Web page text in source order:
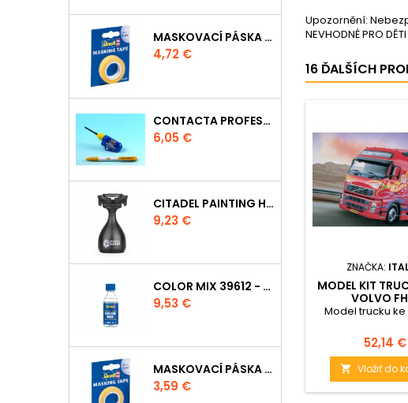
MASKOVACÍ PÁSKA 39695 - 10MM
Cena
4,72 €
CONTACTA PROFESSIONAL 39604 - 25G
Cena
6,05 €
CITADEL PAINTING HANDLE
Cena
9,23 €
COLOR MIX 39612 - ŘEDIDLO 100ML
Cena
9,53 €
MASKOVACÍ PÁSKA 39694 - 6MM
Cena
3,59 €
Upozornění:
NEVHODNÉ PRO
16 ĎALŠÍCH
ZNAČKA:
MODEL KIT
VOLVO
GLOBETROTTER
Model trucku
Cena
52,14 €
 Vložiť do